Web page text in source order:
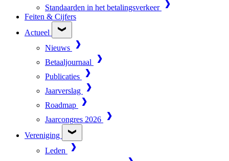
Standaarden in het betalingsverkeer
Feiten & Cijfers
Actueel
Nieuws
Betaaljournaal
Publicaties
Jaarverslag
Roadmap
Jaarcongres 2026
Vereniging
Leden